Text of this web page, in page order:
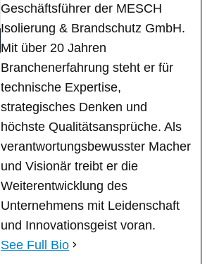
Geschäftsführer der MESCH
Isolierung & Brandschutz GmbH.
Mit über 20 Jahren
Branchenerfahrung steht er für
technische Expertise,
strategisches Denken und
höchste Qualitätsansprüche. Als
verantwortungsbewusster Macher
und Visionär treibt er die
Weiterentwicklung des
Unternehmens mit Leidenschaft
und Innovationsgeist voran.
See Full Bio